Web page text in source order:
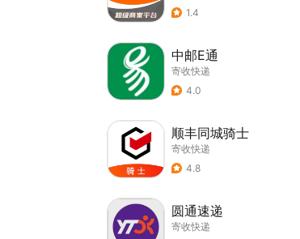
1.4
中邮E通
寄收快递
4.0
顺丰同城骑士
寄收快递
4.8
圆通速递
寄收快递